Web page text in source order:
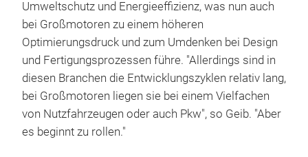
Umweltschutz und Energieeffizienz, was nun auch
bei Großmotoren zu einem höheren
Optimierungsdruck und zum Umdenken bei Design
und Fertigungsprozessen führe. "Allerdings sind in
diesen Branchen die Entwicklungszyklen relativ lang,
bei Großmotoren liegen sie bei einem Vielfachen
von Nutzfahrzeugen oder auch Pkw", so Geib. "Aber
es beginnt zu rollen."